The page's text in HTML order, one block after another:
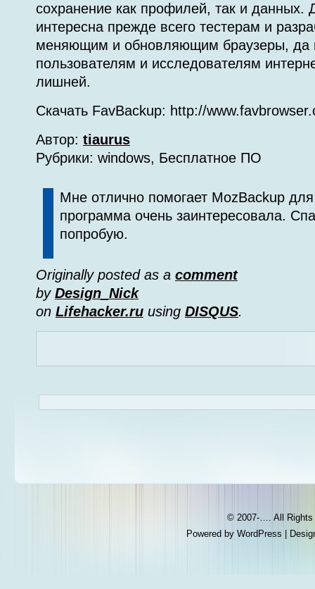
сохранение как профилей, так и данных.
интересна прежде всего тестерам и
меняющим и обновляющим браузеры, да
пользователям и исследователям
лишней.
Скачать FavBackup: http://
Автор: tiaurus
Рубрики: windows, Бесплатное ПО
Мне отлично помогает MozBackup
программа очень заинтересовала.
попробую.
Originally posted as a comment
by Design_Nick
on Lifehacker.ru using DISQUS.
© 2007-…. All
Powered by WordPress |